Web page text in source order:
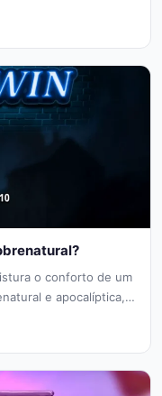
o conforto de um
e apocalíptica,